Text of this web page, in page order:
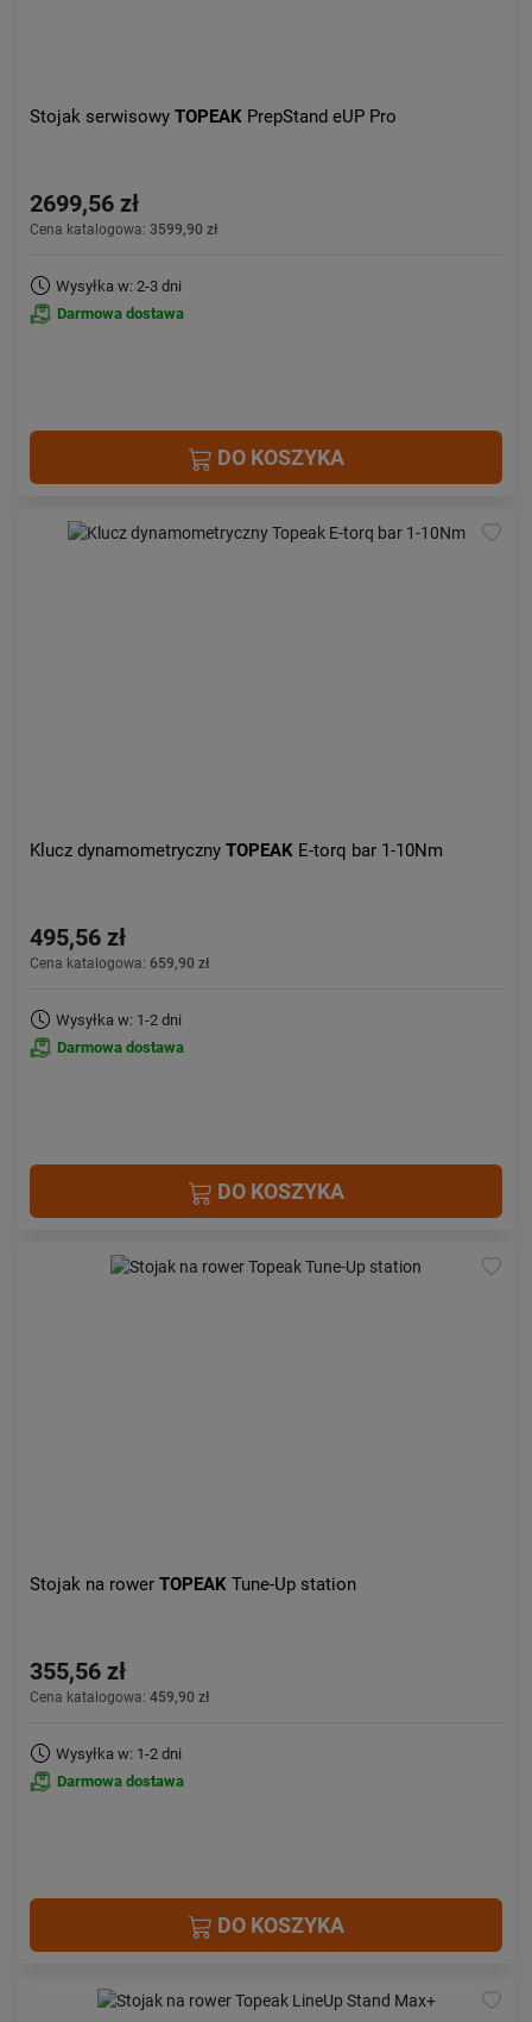
Stojak serwisowy TOPEAK PrepStand eUP Pro
2699,56 zł
Cena katalogowa: 3599,90 zł
Wysyłka w: 2-3 dni
Darmowa dostawa
DO KOSZYKA
Klucz dynamometryczny TOPEAK E-torq bar 1-10Nm
495,56 zł
Cena katalogowa: 659,90 zł
Wysyłka w: 1-2 dni
Darmowa dostawa
DO KOSZYKA
Stojak na rower TOPEAK Tune-Up station
355,56 zł
Cena katalogowa: 459,90 zł
Wysyłka w: 1-2 dni
Darmowa dostawa
DO KOSZYKA